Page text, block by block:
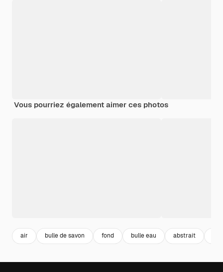
Vous pourriez également aimer ces photos
air bulle de savon fond bulle eau abstrait